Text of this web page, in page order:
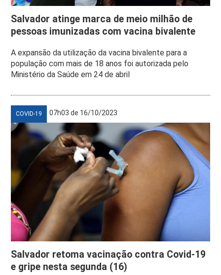
Salvador atinge marca de meio milhão de
pessoas imunizadas com vacina bivalente
A expansão da utilização da vacina bivalente para a
população com mais de 18 anos foi autorizada pelo
Ministério da Saúde em 24 de abril
COVID-19 07h03 de 16/10/2023
Salvador retoma vacinação contra Covid-19
e gripe nesta segunda (16)